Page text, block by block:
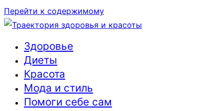
Перейти к содержимому
Траектория здоровья и красоты
Здоровье
Диеты
Красота
Мода и стиль
Помоги себе сам